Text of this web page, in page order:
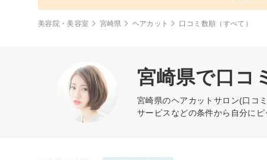
美容院・美容室 宮崎県 ヘアカット 口コミ数順（すべて）
宮崎県で口コ
宮崎県のヘアカット サロン(口コ
サービスなどの条件から自分に